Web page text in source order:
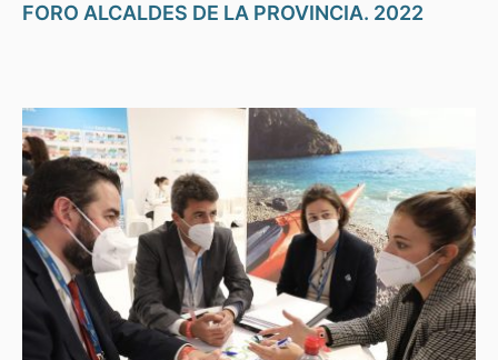
FORO ALCALDES DE LA PROVINCIA. 2022